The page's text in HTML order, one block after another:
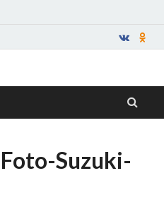
—
Suzuki-